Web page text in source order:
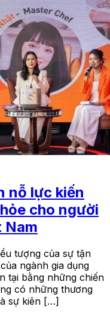
nỗ lực kiến
cho người
Nam
tượng của sự tận
ngành gia dụng
tại bằng những chiến
có những thương
sự kiên […]